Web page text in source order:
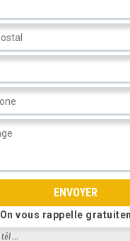
On vous rappelle